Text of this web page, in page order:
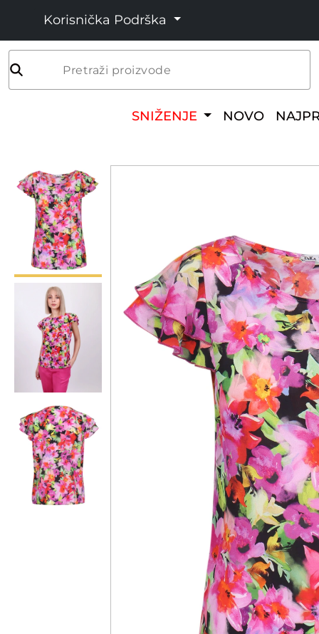
Korisnička Podrška
Pretraži proizvode
SNIŽENJE NOVO